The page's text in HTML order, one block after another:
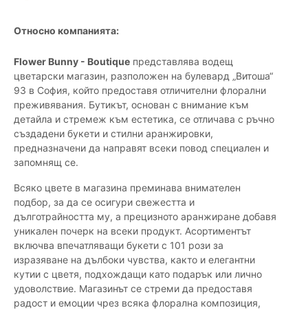
Относно компанията:
Flower Bunny - Boutique представлява водещ
цветарски магазин, разположен на булевард „Витоша“
93 в София, който предоставя отличителни флорални
преживявания. Бутикът, основан с внимание към
детайла и стремеж към естетика, се отличава с ръчно
създадени букети и стилни аранжировки,
предназначени да направят всеки повод специален и
запомнящ се.
Всяко цвете в магазина преминава внимателен
подбор, за да се осигури свежестта и
дълготрайността му, a прецизното аранжиране добавя
уникален почерк на всеки продукт. Асортиментът
включва впечатляващи букети с 101 рози за
изразяване на дълбоки чувства, както и елегантни
кутии с цветя, подхождащи като подарък или лично
удоволствие. Магазинът се стреми да предоставя
радост и емоции чрез всяка флорална композиция,